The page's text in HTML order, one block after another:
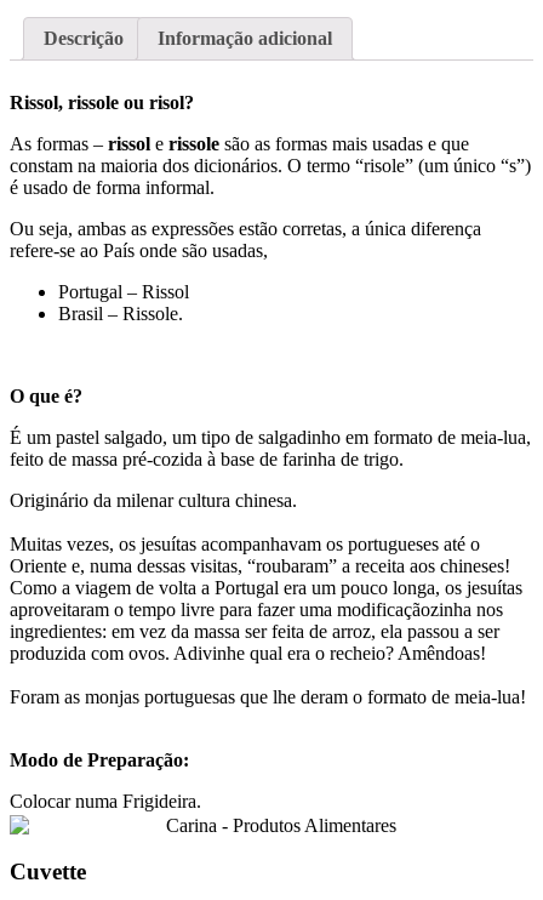
Descrição Informação adicional
Rissol, rissole ou risol?
As formas – rissol e rissole são as formas mais usadas e que
constam na maioria dos dicionários. O termo “risole” (um único “s”)
é usado de forma informal.
Ou seja, ambas as expressões estão corretas, a única diferença
refere-se ao País onde são usadas,
Portugal – Rissol
Brasil – Rissole.
O que é?
É um pastel salgado, um tipo de salgadinho em formato de meia-lua,
feito de massa pré-cozida à base de farinha de trigo.
Originário da milenar cultura chinesa.
Muitas vezes, os jesuítas acompanhavam os portugueses até o
Oriente e, numa dessas visitas, “roubaram” a receita aos chineses!
Como a viagem de volta a Portugal era um pouco longa, os jesuítas
aproveitaram o tempo livre para fazer uma modificaçãozinha nos
ingredientes: em vez da massa ser feita de arroz, ela passou a ser
produzida com ovos. Adivinhe qual era o recheio? Amêndoas!
Foram as monjas portuguesas que lhe deram o formato de meia-lua!
Modo de Preparação:
Colocar numa Frigideira.
Cuvette